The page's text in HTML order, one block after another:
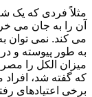
مثلاً فردی که یک
آن را به جان می
می کند. نمی توان
به طور پیوسته و
میزان الکل را
که گفته شد، افراد
برخی اعتیادهای